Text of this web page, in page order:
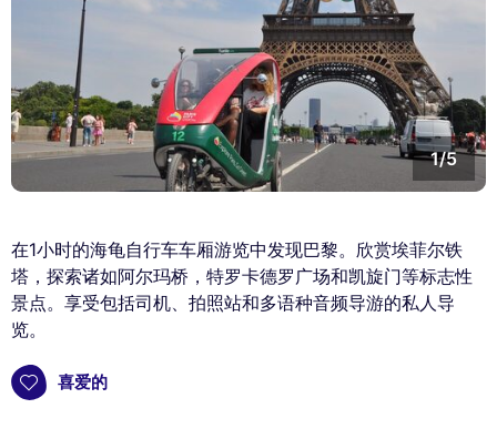
1/5
在1小时的海龟自行车车厢游览中发现巴黎。欣赏埃菲尔铁
塔，探索诸如阿尔玛桥，特罗卡德罗广场和凯旋门等标志性
景点。享受包括司机、拍照站和多语种音频导游的私人导
览。
喜爱的